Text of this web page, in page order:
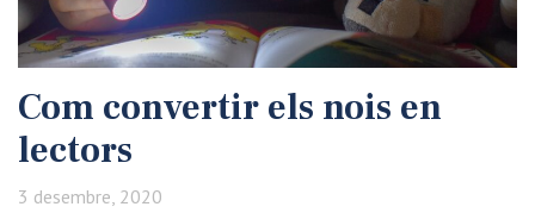
Escolars
Bell-lloc
Com convertir els nois en
lectors
3 desembre, 2020